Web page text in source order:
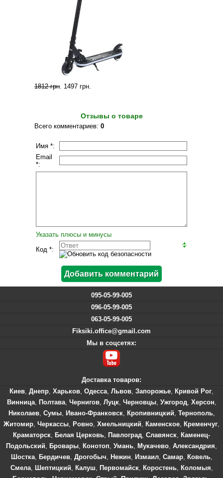
1812 грн. 1497 грн.
Отзывы о товаре
Всего комментариев: 0
Имя *:
Email
*:
Указать плюсы и минусы
Код *:
095-05-99-005
096-05-99-005
063-05-99-005
Fiksiki.office@gmail.com
Мы в соцсетях:
Доставка товаров:
Киев, Днепр, Харьков, Одесса, Львов, Запорожье, Кривой Рог,
Винница, Полтава, Чернигов, Луцк, Черновцы, Ужгород, Херсон,
Николаев, Сумы, Ивано-Франковск, Кропивницкий, Тернополь,
Житомир, Черкассы, Ровно, Хмельницкий, Каменское, Кременчуг,
Краматорск, Белая Церковь, Павлоград, Славянск, Каменец-
Подольский, Бровары, Конотоп, Умань, Мукачево, Александрия,
Шостка, Бердичев, Дрогобыч, Нежин, Измаил, Самар, Ковель,
Смела, Шептицкий, Калуш, Первомайск, Коростень, Коломыя,